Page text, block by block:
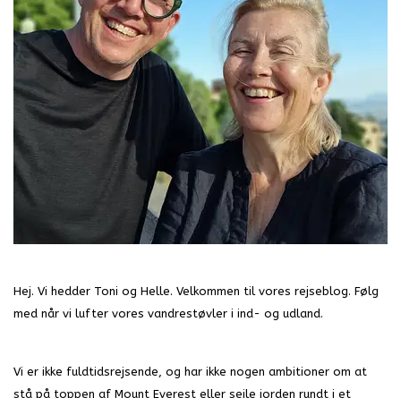
Hej. Vi hedder Toni og Helle. Velkommen til vores rejseblog. Følg
med når vi lufter vores vandrestøvler i ind- og udland.
Vi er ikke fuldtidsrejsende, og har ikke nogen ambitioner om at
stå på toppen af Mount Everest eller sejle jorden rundt i et